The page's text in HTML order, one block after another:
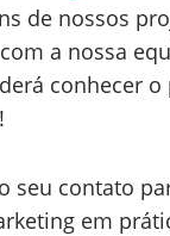
de nossos
a nossa
conhecer o
seu contato
em